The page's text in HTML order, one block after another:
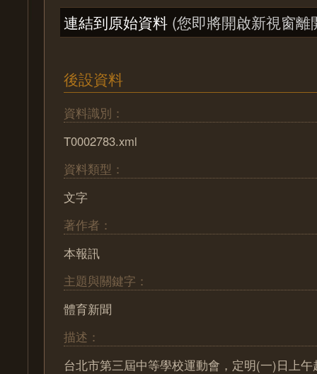
連結到原始資料 (您即將開啟新視窗離
後設資料
資料識別：
T0002783.xml
資料類型：
文字
著作者：
本報訊
主題與關鍵字：
體育新聞
描述：
台北市第三屆中等學校運動會，定明(一)日上